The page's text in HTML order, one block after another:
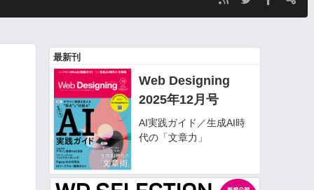
最新刊
Web Designing
2025年12月号
AI実践ガイド／生成AI時
代の「文章力」